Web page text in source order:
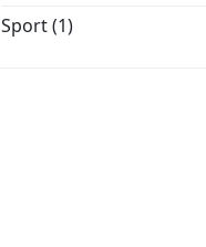
Sport(1)